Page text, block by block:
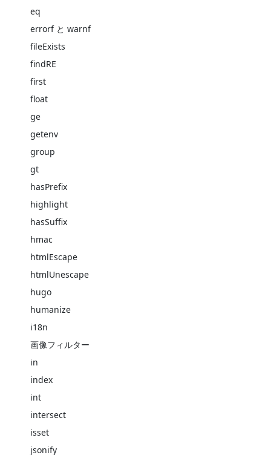
eq
errorf と warnf
fileExists
findRE
first
float
ge
getenv
group
gt
hasPrefix
highlight
hasSuffix
hmac
htmlEscape
htmlUnescape
hugo
humanize
i18n
画像フィルター
in
index
int
intersect
isset
jsonify